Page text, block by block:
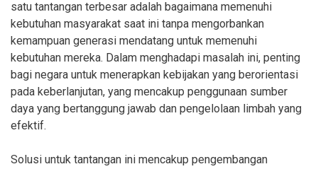
satu tantangan terbesar adalah bagaimana memenuhi
kebutuhan masyarakat saat ini tanpa mengorbankan
kemampuan generasi mendatang untuk memenuhi
kebutuhan mereka. Dalam menghadapi masalah ini, penting
bagi negara untuk menerapkan kebijakan yang berorientasi
pada keberlanjutan, yang mencakup penggunaan sumber
daya yang bertanggung jawab dan pengelolaan limbah yang
efektif.
Solusi untuk tantangan ini mencakup pengembangan